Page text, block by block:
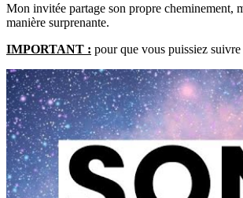
Mon invitée partage son propre cheminement,
manière surprenante.
IMPORTANT : pour que vous puissiez